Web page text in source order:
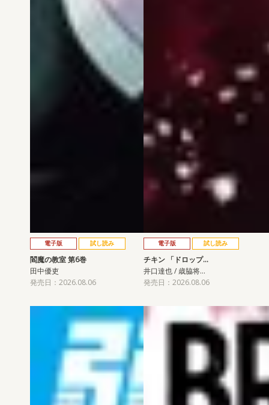
電子版 試し読み
閻魔の教室 第6巻
田中優吏
発売日：2026.08.06
電子版 試し読み
チキン 「ドロップ…
井口達也 / 歳脇将…
発売日：2026.08.06